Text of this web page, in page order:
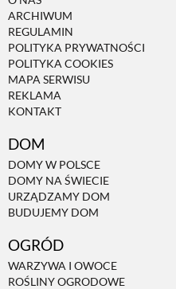
ARCHIWUM
REGULAMIN
POLITYKA PRYWATNOŚCI
POLITYKA COOKIES
MAPA SERWISU
REKLAMA
KONTAKT
DOM
DOMY W POLSCE
DOMY NA ŚWIECIE
URZĄDZAMY DOM
BUDUJEMY DOM
OGRÓD
WARZYWA I OWOCE
ROŚLINY OGRODOWE